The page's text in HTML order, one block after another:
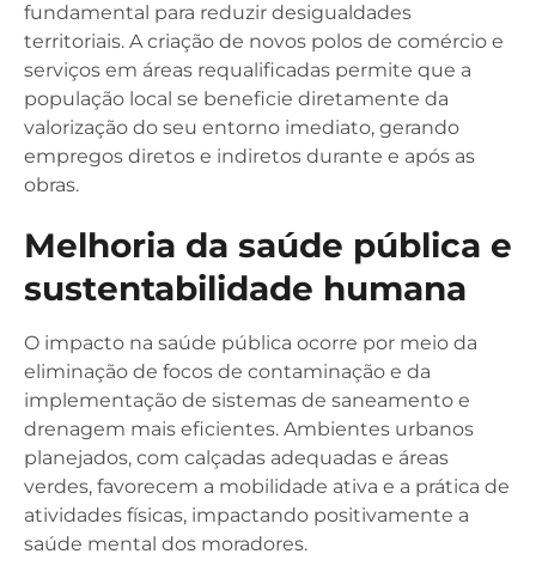
fundamental para reduzir desigualdades
territoriais. A criação de novos polos de comércio e
serviços em áreas requalificadas permite que a
população local se beneficie diretamente da
valorização do seu entorno imediato, gerando
empregos diretos e indiretos durante e após as
obras.
Melhoria da saúde pública e
sustentabilidade humana
O impacto na saúde pública ocorre por meio da
eliminação de focos de contaminação e da
implementação de sistemas de saneamento e
drenagem mais eficientes. Ambientes urbanos
planejados, com calçadas adequadas e áreas
verdes, favorecem a mobilidade ativa e a prática de
atividades físicas, impactando positivamente a
saúde mental dos moradores.